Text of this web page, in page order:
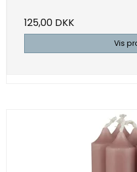
125,00 DKK
Vis